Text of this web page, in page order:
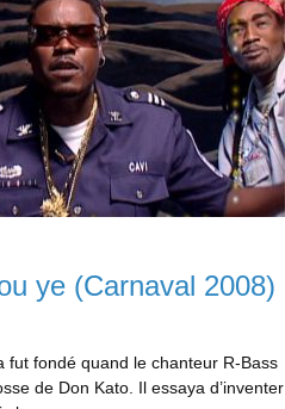
ye (Carnaval 2008)
fut fondé quand le chanteur R-Bass
de Don Kato. Il essaya d’inventer